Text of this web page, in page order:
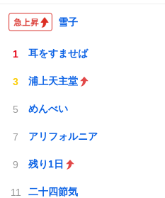
雪子
耳をすませば
浦上天主堂
めんべい
アリフォルニア
残り1日
二十四節気